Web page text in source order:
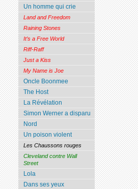
Un homme qui crie
Land and Freedom
Raining Stones
It’s a Free World
Riff-Raff
Just a Kiss
My Name is Joe
Oncle Boonmee
The Host
La Révélation
Simon Werner a disparu
Nord
Un poison violent
Les Chaussons rouges
Cleveland contre Wall
Street
Lola
Dans ses yeux